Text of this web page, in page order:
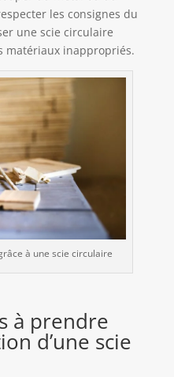
les consignes du
une scie circulaire
matériaux inappropriés.
à une scie circulaire
à prendre
d’une scie